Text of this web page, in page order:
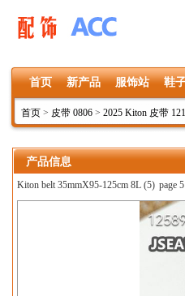
首页 新产品 服饰站 鞋
首页 > 皮带 0806 > 2025 Kiton 皮带
产品信息
Kiton belt 35mmX95-125cm 8L (5) page